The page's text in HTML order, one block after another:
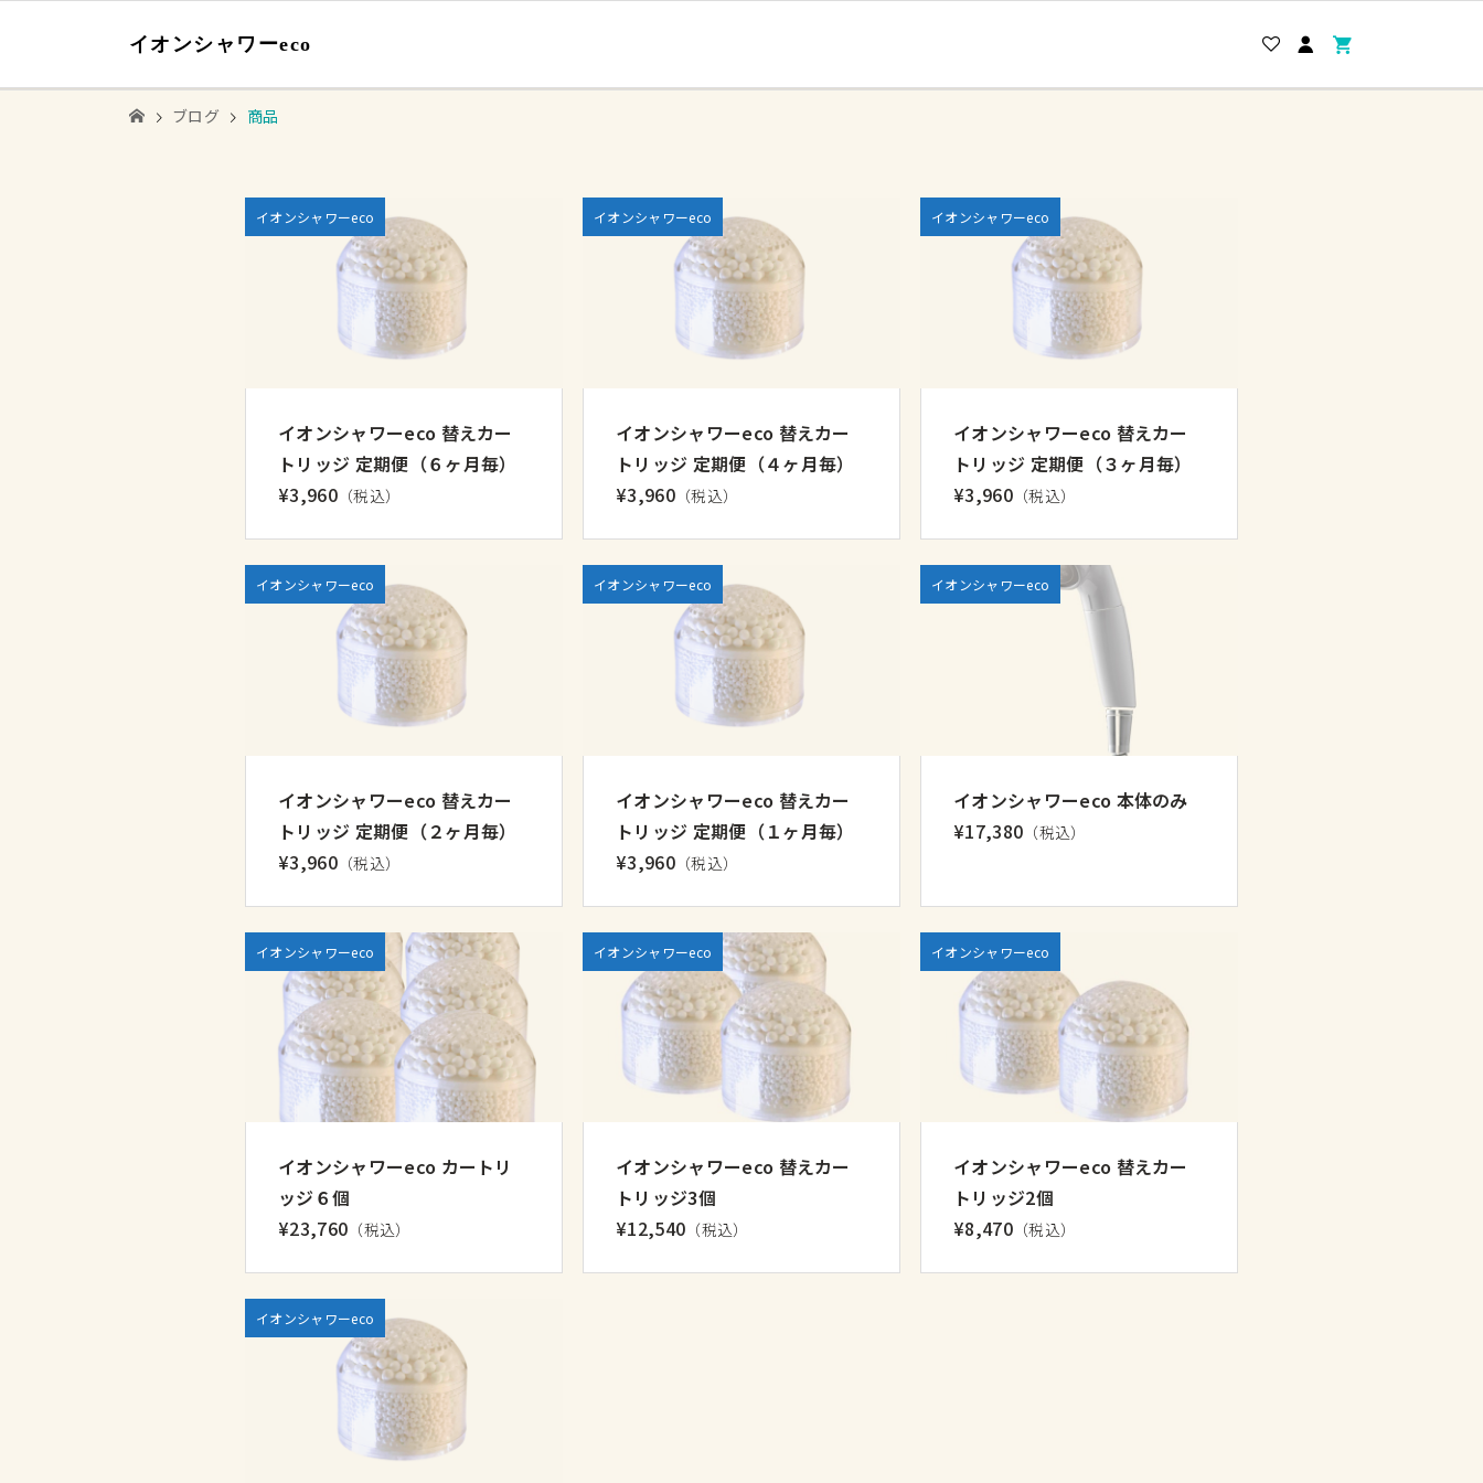
イオンシャワーeco
ブログ 商品
イオンシャワーeco 替えカー
トリッジ 定期便（６ヶ月毎）
¥3,960（税込）
イオンシャワーeco
イオンシャワーeco 替えカー
トリッジ 定期便（４ヶ月毎）
¥3,960（税込）
イオンシャワーeco
イオンシャワーeco 替えカー
トリッジ 定期便（３ヶ月毎）
¥3,960（税込）
イオンシャワーeco
イオンシャワーeco 替えカー
トリッジ 定期便（２ヶ月毎）
¥3,960（税込）
イオンシャワーeco
イオンシャワーeco 替えカー
トリッジ 定期便（１ヶ月毎）
¥3,960（税込）
イオンシャワーeco
イオンシャワーeco 本体のみ
¥17,380 （税込）
イオンシャワーeco
イオンシャワーeco カートリ
ッジ６個
¥23,760 （税込）
イオンシャワーeco
イオンシャワーeco 替えカー
トリッジ3個
¥12,540 （税込）
イオンシャワーeco
イオンシャワーeco 替えカー
トリッジ2個
¥8,470（税込）
イオンシャワーeco
イオンシャワーeco